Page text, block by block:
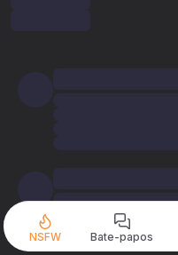
NSFW Bate-papos